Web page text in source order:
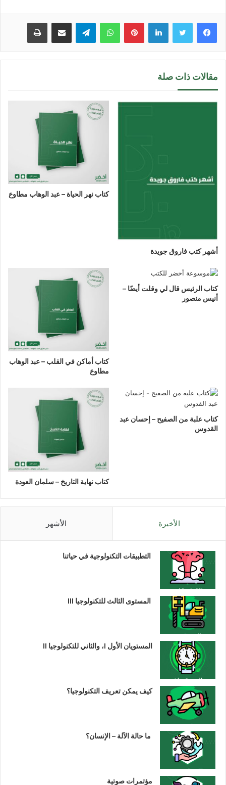
لينكدإن بينتيريستواتساب تيلقرام مشاركة عبر البريد طباعة
مقالات ذات صلة
أشهر كتب فاروق جويدة
كتاب نهر الحياة – عبد الوهاب مطاوع
كتاب الرئيس قال لي وقلت أيضًا –
أنيس منصور
كتاب أماكن في القلب – عبد الوهاب
مطاوع
كتاب علبة من الصفيح – إحسان عبد
القدوس
كتاب نهاية التاريخ – سلمان العودة
الأخيرة الأشهر
التطبيقات التكنولوجية في حياتنا
المستوى الثالث للتكنولوجيا III
المستويان الأول I، والثاني للتكنولوجيا II
كيف يمكن تعريف التكنولوجيا؟
ما حالة الآلة – الإنسان؟
مؤتمرات صوتية